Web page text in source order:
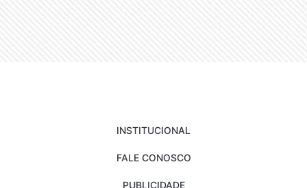
INSTITUCIONAL
FALE CONOSCO
PUBLICIDADE